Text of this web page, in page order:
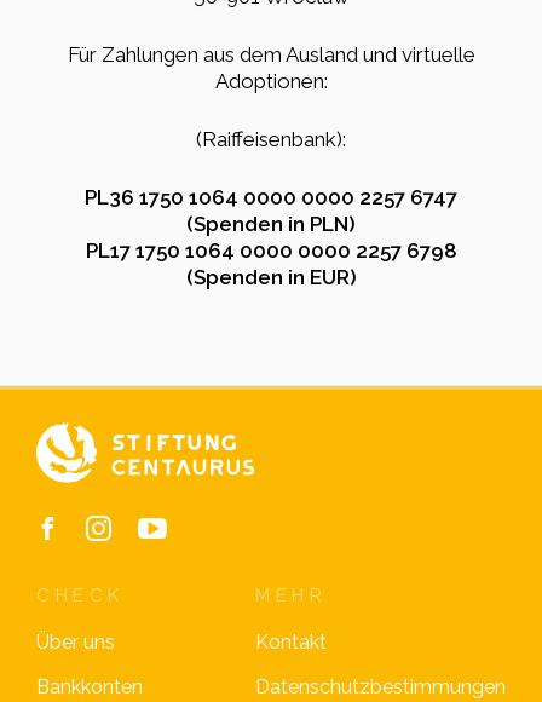
Für Zahlungen aus dem Ausland und virtuelle
Adoptionen:
(Raiffeisenbank):
PL36 1750 1064 0000 0000 2257 6747
(Spenden in PLN)
PL17 1750 1064 0000 0000 2257 6798
(Spenden in EUR)
CHECK
Über uns
Bankkonten
MEHR
Kontakt
Datenschutzbestimmungen